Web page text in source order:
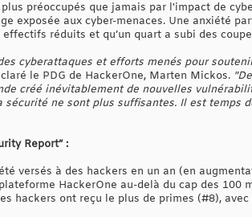
préoccupés que jamais par l'impact de
exposée aux cyber-menaces. Une anxiété
réduits et qu’un quart a subi des
cyberattaques et efforts menés pour
le PDG de HackerOne, Marten Mickos.
créé inévitablement de nouvelles
ne sont plus suffisantes. Il est temps
Report” :
versés à des hackers en un an (en
HackerOne au-delà du cap des 100
hackers ont reçu le plus de primes (#8),